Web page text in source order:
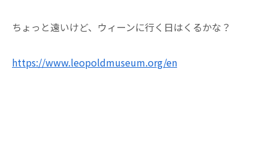
ちょっと遠いけど、ウィーンに行く日はくるかな？
https://www.leopoldmuseum.org/en